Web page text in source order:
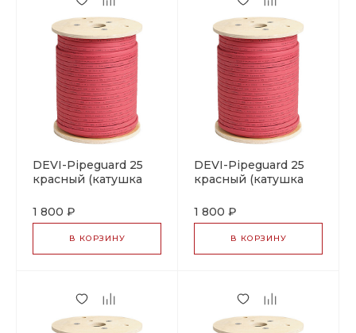
DEVI-Pipeguard 25
красный (катушка
саморегулирующийся
греющий кабель
1 800 ₽
В КОРЗИНУ
DEVI-Pipeguard 25
красный (катушка
саморегулирующийся
греющий кабель
1 800 ₽
В КОРЗИНУ